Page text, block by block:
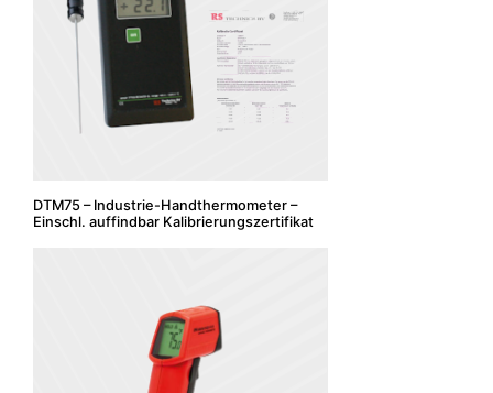
DTM75 – Industrie-Handthermometer –
Einschl. auffindbar Kalibrierungszertifikat